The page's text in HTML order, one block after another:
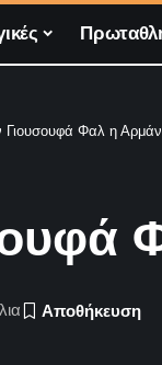
Γιουσουφά Φαλ η